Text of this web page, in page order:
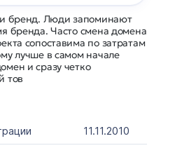
бренд. Люди запоминают
бренда. Часто смена домена
сопоставима по затратам
лучше в самом начале
и сразу четко
тов
11.11.2010